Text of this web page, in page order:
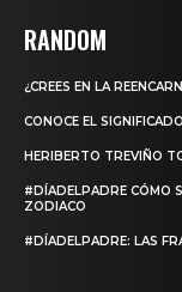
RANDOM
¿CREES EN LA
CONOCE EL
HERIBERTO TREVIÑO
#DÍADELPADRE CÓMO
ZODIACO
#DÍADELPADRE: LAS